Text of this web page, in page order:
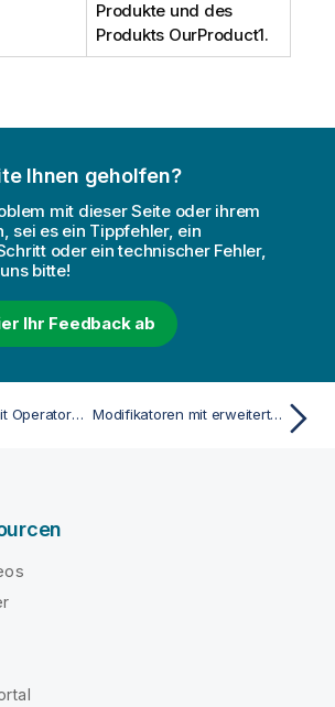
Produkte und des
Produkts OurProduct1.
Ihnen geholfen?
mit dieser Seite oder ihrem
sei es ein Tippfehler, ein
oder ein technischer Fehler,
bitte!
Ihr Feedback ab
Modifikatoren mit Operatoren Modifikatoren mit erweiterter Suche